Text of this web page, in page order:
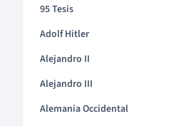
95 Tesis
Adolf Hitler
Alejandro II
Alejandro III
Alemania Occidental